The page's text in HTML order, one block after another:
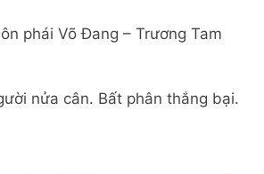
phái Võ Đang – Trương Tam
nửa cân. Bất phân thắng bại.